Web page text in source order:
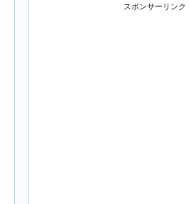
スポンサーリンク